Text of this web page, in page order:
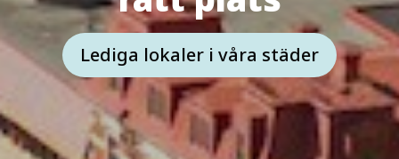
Lediga lokaler i våra städer